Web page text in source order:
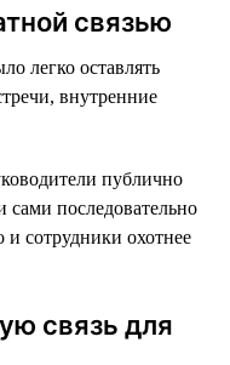
связью
легко оставлять
внутренние
публично
сами последовательно
сотрудники охотнее
связь для